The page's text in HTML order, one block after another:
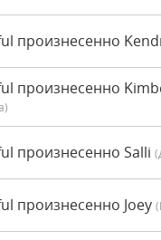
произнесенно
произнесенно
произнесенно Salli
произнесенно Joey